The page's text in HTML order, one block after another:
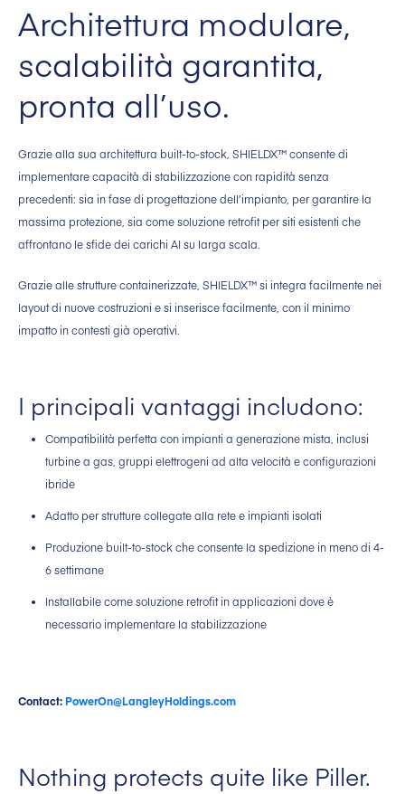
Architettura modulare,
scalabilità garantita,
pronta all’uso.
Grazie alla sua architettura built-to-stock, SHIELDX™ consente di
implementare capacità di stabilizzazione con rapidità senza
precedenti: sia in fase di progettazione dell’impianto, per garantire la
massima protezione, sia come soluzione retrofit per siti esistenti che
affrontano le sfide dei carichi AI su larga scala.
Grazie alle strutture containerizzate, SHIELDX™ si integra facilmente nei
layout di nuove costruzioni e si inserisce facilmente, con il minimo
impatto in contesti già operativi.
I principali vantaggi includono:
Compatibilità perfetta con impianti a generazione mista, inclusi
turbine a gas, gruppi elettrogeni ad alta velocità e configurazioni
ibride
Adatto per strutture collegate alla rete e impianti isolati
Produzione built-to-stock che consente la spedizione in meno di 4-
6 settimane
Installabile come soluzione retrofit in applicazioni dove è
necessario implementare la stabilizzazione
Contact:PowerOn@LangleyHoldings.com
Nothing protects quite like Piller.